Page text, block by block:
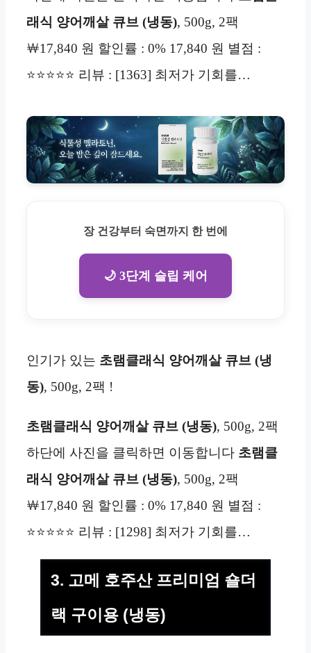
래식 양어깨살 큐브 (냉동), 500g, 2팩
￦17,840 원 할인률 : 0% 17,840 원 별점 :
⭐⭐⭐⭐⭐ 리뷰 : [1363] 최저가 기회를…
장 건강부터 숙면까지 한 번에
🌙 3단계 슬립 케어
인기가 있는 초램클래식 양어깨살 큐브 (냉
동), 500g, 2팩 !
초램클래식 양어깨살 큐브 (냉동), 500g, 2팩
하단에 사진을 클릭하면 이동합니다 초램클
래식 양어깨살 큐브 (냉동), 500g, 2팩
￦17,840 원 할인률 : 0% 17,840 원 별점 :
⭐⭐⭐⭐⭐ 리뷰 : [1298] 최저가 기회를…
3. 고메 호주산 프리미엄 숄더
랙 구이용 (냉동)